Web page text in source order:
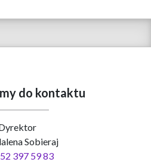
do kontaktu
Sobieraj
397 59 83